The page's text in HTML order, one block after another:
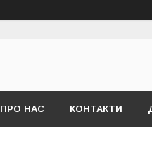
ПРО НАС КОНТАКТИ